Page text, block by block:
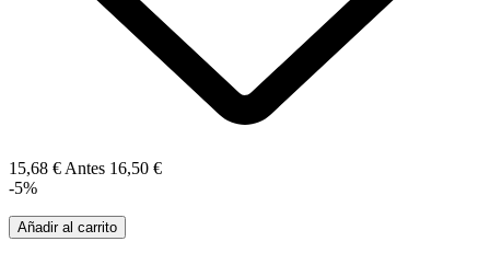
15,68 €Antes 16,50 €
-5%
Añadir al carrito